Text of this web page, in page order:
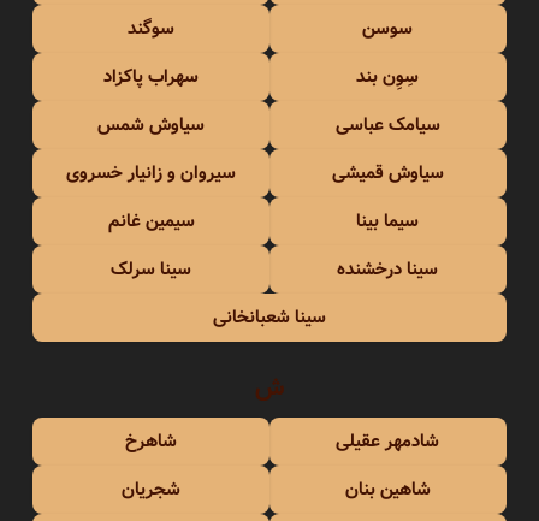
سوسن
سوگند
سِوِن بند
سهراب پاکزاد
سیامک عباسی
سیاوش شمس
سیاوش قمیشی
سیروان و زانیار خسروی
سیما بینا
سیمین غانم
سینا درخشنده
سینا سرلک
سینا شعبانخانی
ش
شادمهر عقیلی
شاهرخ
شاهین بنان
شجریان